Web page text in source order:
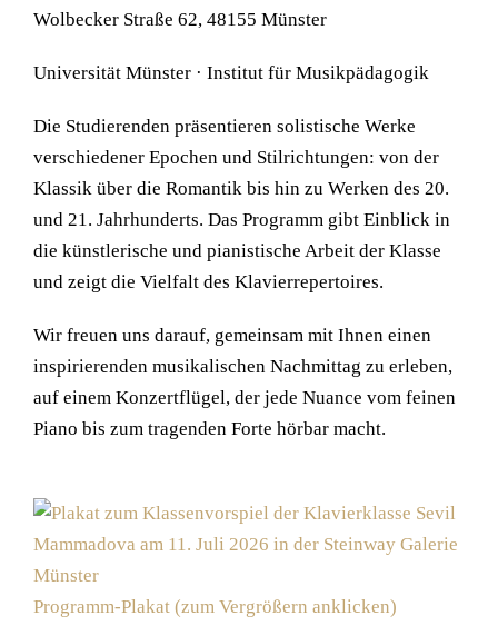
Wolbecker Straße 62, 48155 Münster
Universität Münster · Institut für Musikpädagogik
Die Studierenden präsentieren solistische Werke
verschiedener Epochen und Stilrichtungen: von der
Klassik über die Romantik bis hin zu Werken des 20.
und 21. Jahrhunderts. Das Programm gibt Einblick in
die künstlerische und pianistische Arbeit der Klasse
und zeigt die Vielfalt des Klavierrepertoires.
Wir freuen uns darauf, gemeinsam mit Ihnen einen
inspirierenden musikalischen Nachmittag zu erleben,
auf einem Konzertflügel, der jede Nuance vom feinen
Piano bis zum tragenden Forte hörbar macht.
Programm-Plakat (zum Vergrößern anklicken)